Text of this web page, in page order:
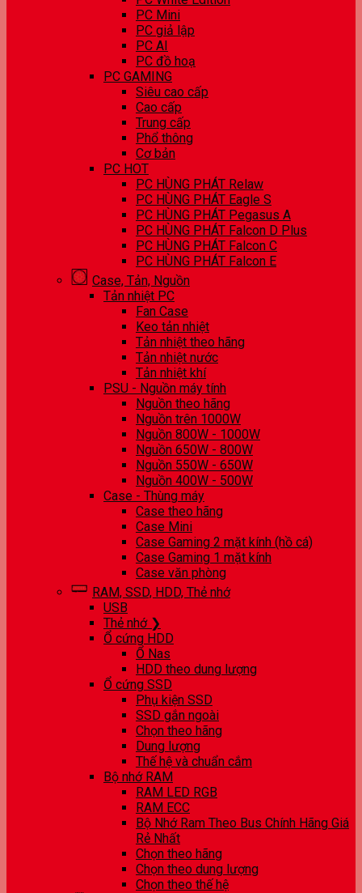
PC Mini
PC giả lập
PC AI
PC đồ hoạ
PC GAMING
Siêu cao cấp
Cao cấp
Trung cấp
Phổ thông
Cơ bản
PC HOT
PC HÙNG PHÁT Relaw
PC HÙNG PHÁT Eagle S
PC HÙNG PHÁT Pegasus A
PC HÙNG PHÁT Falcon D Plus
PC HÙNG PHÁT Falcon C
PC HÙNG PHÁT Falcon E
Case, Tản, Nguồn
Tản nhiệt PC
Fan Case
Keo tản nhiệt
Tản nhiệt theo hãng
Tản nhiệt nước
Tản nhiệt khí
PSU - Nguồn máy tính
Nguồn theo hãng
Nguồn trên 1000W
Nguồn 800W - 1000W
Nguồn 650W - 800W
Nguồn 550W - 650W
Nguồn 400W - 500W
Case - Thùng máy
Case theo hãng
Case Mini
Case Gaming 2 mặt kính (hồ cá)
Case Gaming 1 mặt kính
Case văn phòng
RAM, SSD, HDD, Thẻ nhớ
USB
Thẻ nhớ ❯
Ổ cứng HDD
Ổ Nas
HDD theo dung lượng
Ổ cứng SSD
Phụ kiện SSD
SSD gắn ngoài
Chọn theo hãng
Dung lượng
Thế hệ và chuẩn cắm
Bộ nhớ RAM
RAM LED RGB
RAM ECC
Bộ Nhớ Ram Theo Bus Chính Hãng Giá
Rẻ Nhất
Chọn theo hãng
Chọn theo dung lượng
Chọn theo thế hệ